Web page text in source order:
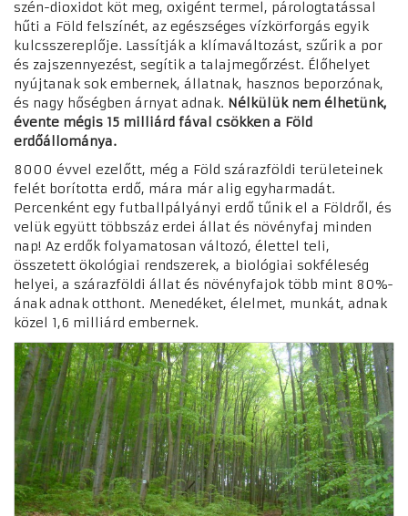
szén-dioxidot köt meg, oxigént termel, párologtatással
hűti a Föld felszínét, az egészséges vízkörforgás egyik
kulcsszereplője. Lassítják a klímaváltozást, szűrik a por
és zajszennyezést, segítik a talajmegőrzést. Élőhelyet
nyújtanak sok embernek, állatnak, hasznos beporzónak,
és nagy hőségben árnyat adnak. Nélkülük nem élhetünk,
évente mégis 15 milliárd fával csökken a Föld
erdőállománya.
8000 évvel ezelőtt, még a Föld szárazföldi területeinek
felét borította erdő, mára már alig egyharmadát.
Percenként egy futballpályányi erdő tűnik el a Földről, és
velük együtt többszáz erdei állat és növényfaj minden
nap! Az erdők folyamatosan változó, élettel teli,
összetett ökológiai rendszerek, a biológiai sokféleség
helyei, a szárazföldi állat és növényfajok több mint 80%-
ának adnak otthont. Menedéket, élelmet, munkát, adnak
közel 1,6 milliárd embernek.